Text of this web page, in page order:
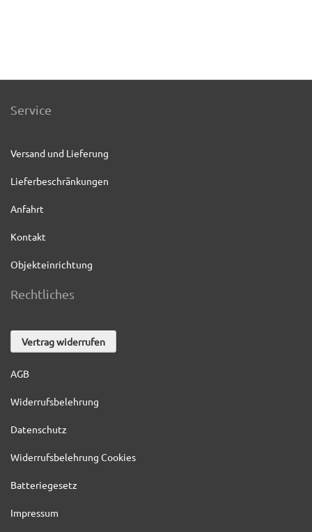
Service
Versand und Lieferung
Lieferbeschränkungen
Anfahrt
Kontakt
Objekteinrichtung
Rechtliches
Vertrag widerrufen
AGB
Widerrufsbelehrung
Datenschutz
Widerrufsbelehrung Cookies
Batteriegesetz
Impressum